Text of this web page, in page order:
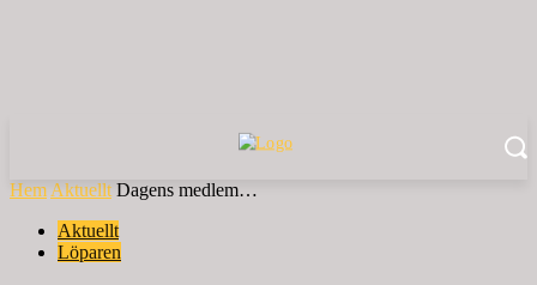
Hem Aktuellt Dagens medlem…
Aktuellt
Löparen